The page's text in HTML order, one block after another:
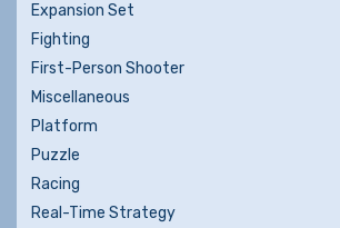
Expansion Set
Fighting
First-Person Shooter
Miscellaneous
Platform
Puzzle
Racing
Real-Time Strategy